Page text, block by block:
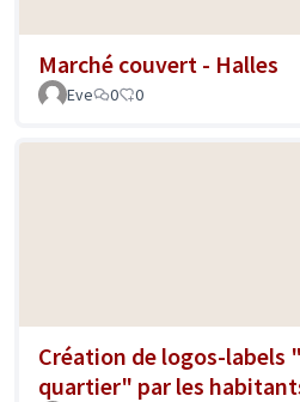
Marché couvert - Halles
Eve
0 0
Création de logos-labels
quartier" par les